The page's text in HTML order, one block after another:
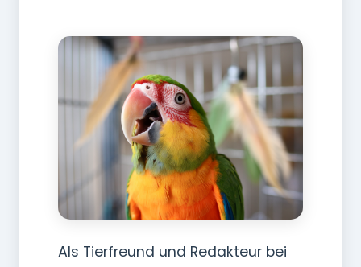
Als Tierfreund und Redakteur bei